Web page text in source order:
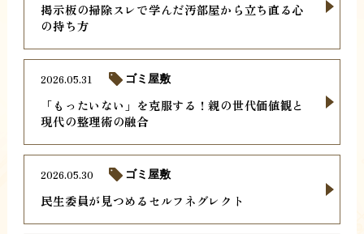
掲示板の掃除スレで学んだ汚部屋から立ち直る心
の持ち方
「もったいない」を克服する！親の世代価値観と
現代の整理術の融合
2026.05.31 ゴミ屋敷
民生委員が見つめるセルフネグレクト
2026.05.30 ゴミ屋敷